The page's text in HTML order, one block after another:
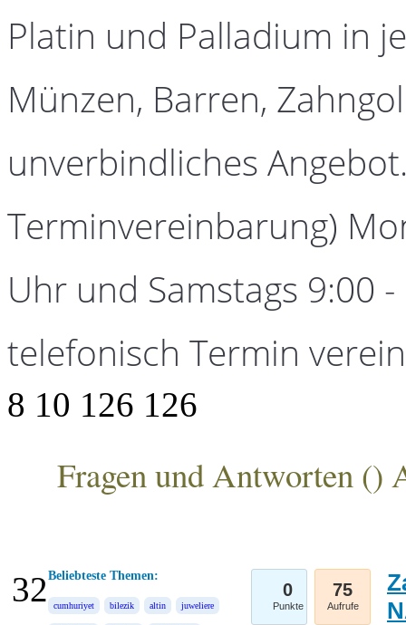
Platin und Palladium in
Münzen, Barren,
unverbindliches
Terminvereinbarung)
Uhr und Samstags 9:00
telefonisch Termin
8 10 126 126
Fragen und Antworten ()
Beliebteste Themen:
cumhuriyet bilezik altin juweliere
0
Punkte
75
Aufrufe
32